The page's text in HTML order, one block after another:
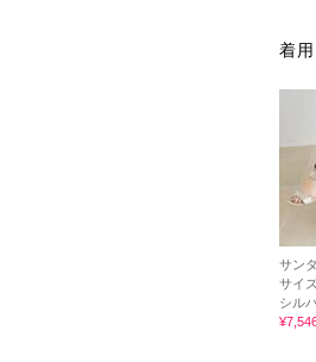
着
サン
サイ
シル